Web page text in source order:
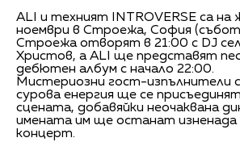
ALI и техният INTROVERSE са на
ноември в Строежа, София
Строежа отворят в 21:00 с DJ
Христов, а ALI ще представят
дебютен албум с начало 22:00.
Мистериозни гост-изпълнители
сурова енергия ще се
сцената, добавяйки неочаквана
имената им ще останат изненада
концерт.